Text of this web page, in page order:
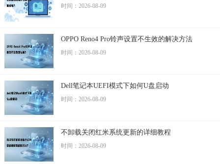
时间：2026-08-09
OPPO Reno4 Pro铃声设置不生效的解决方法
时间：2026-08-09
Dell笔记本UEFI模式下如何U盘启动
时间：2026-08-09
不卸载关闭红米系统更新的详细教程
时间：2026-08-09